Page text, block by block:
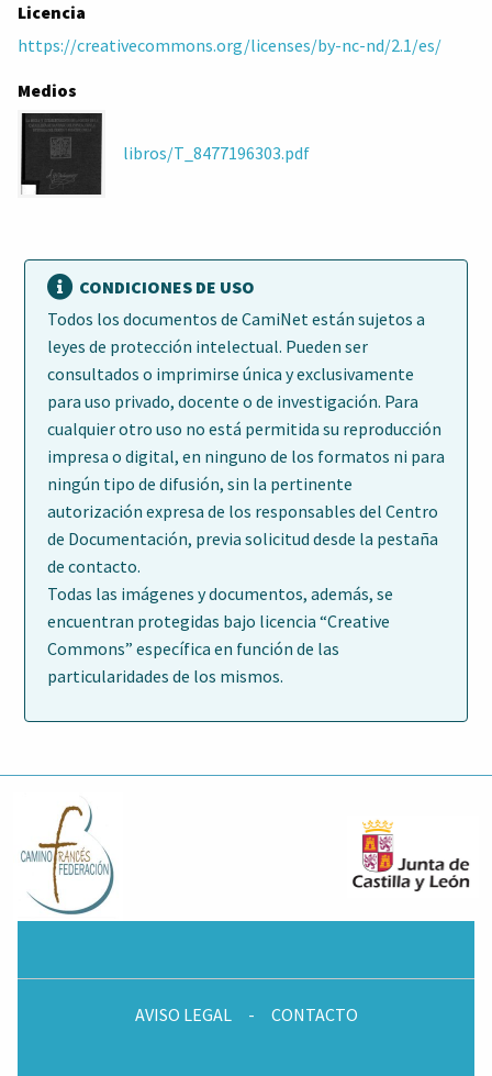
Licencia
https://creativecommons.org/licenses/by-nc-nd/2.1/es/
Medios
libros/T_8477196303.pdf
CONDICIONES DE USO
Todos los documentos de CamiNet están sujetos a
leyes de protección intelectual. Pueden ser
consultados o imprimirse única y exclusivamente
para uso privado, docente o de investigación. Para
cualquier otro uso no está permitida su reproducción
impresa o digital, en ninguno de los formatos ni para
ningún tipo de difusión, sin la pertinente
autorización expresa de los responsables del Centro
de Documentación, previa solicitud desde la pestaña
de contacto.
Todas las imágenes y documentos, además, se
encuentran protegidas bajo licencia “Creative
Commons” específica en función de las
particularidades de los mismos.
AVISO LEGAL - CONTACTO